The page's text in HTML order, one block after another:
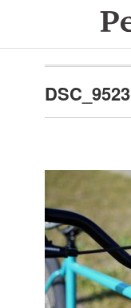
DSC_9523